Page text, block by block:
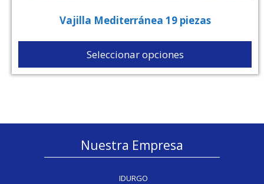
Vajilla Mediterránea 19 piezas
Seleccionar opciones
Nuestra Empresa
IDURGO